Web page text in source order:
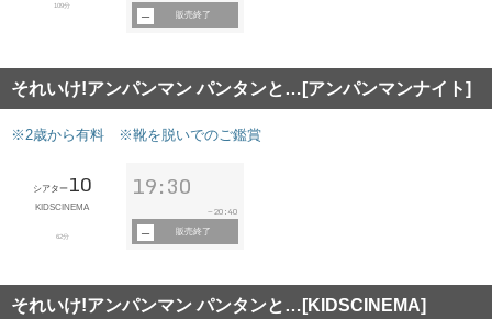
109分
販売終了
それいけ!アンパンマン パンタンと…[アンパンマンナイト]
※2歳から有料 ※靴を脱いでのご鑑賞
シアター10
KIDSCINEMA
62分
19:30
~ 20:40
販売終了
それいけ!アンパンマン パンタンと…[KIDSCINEMA]